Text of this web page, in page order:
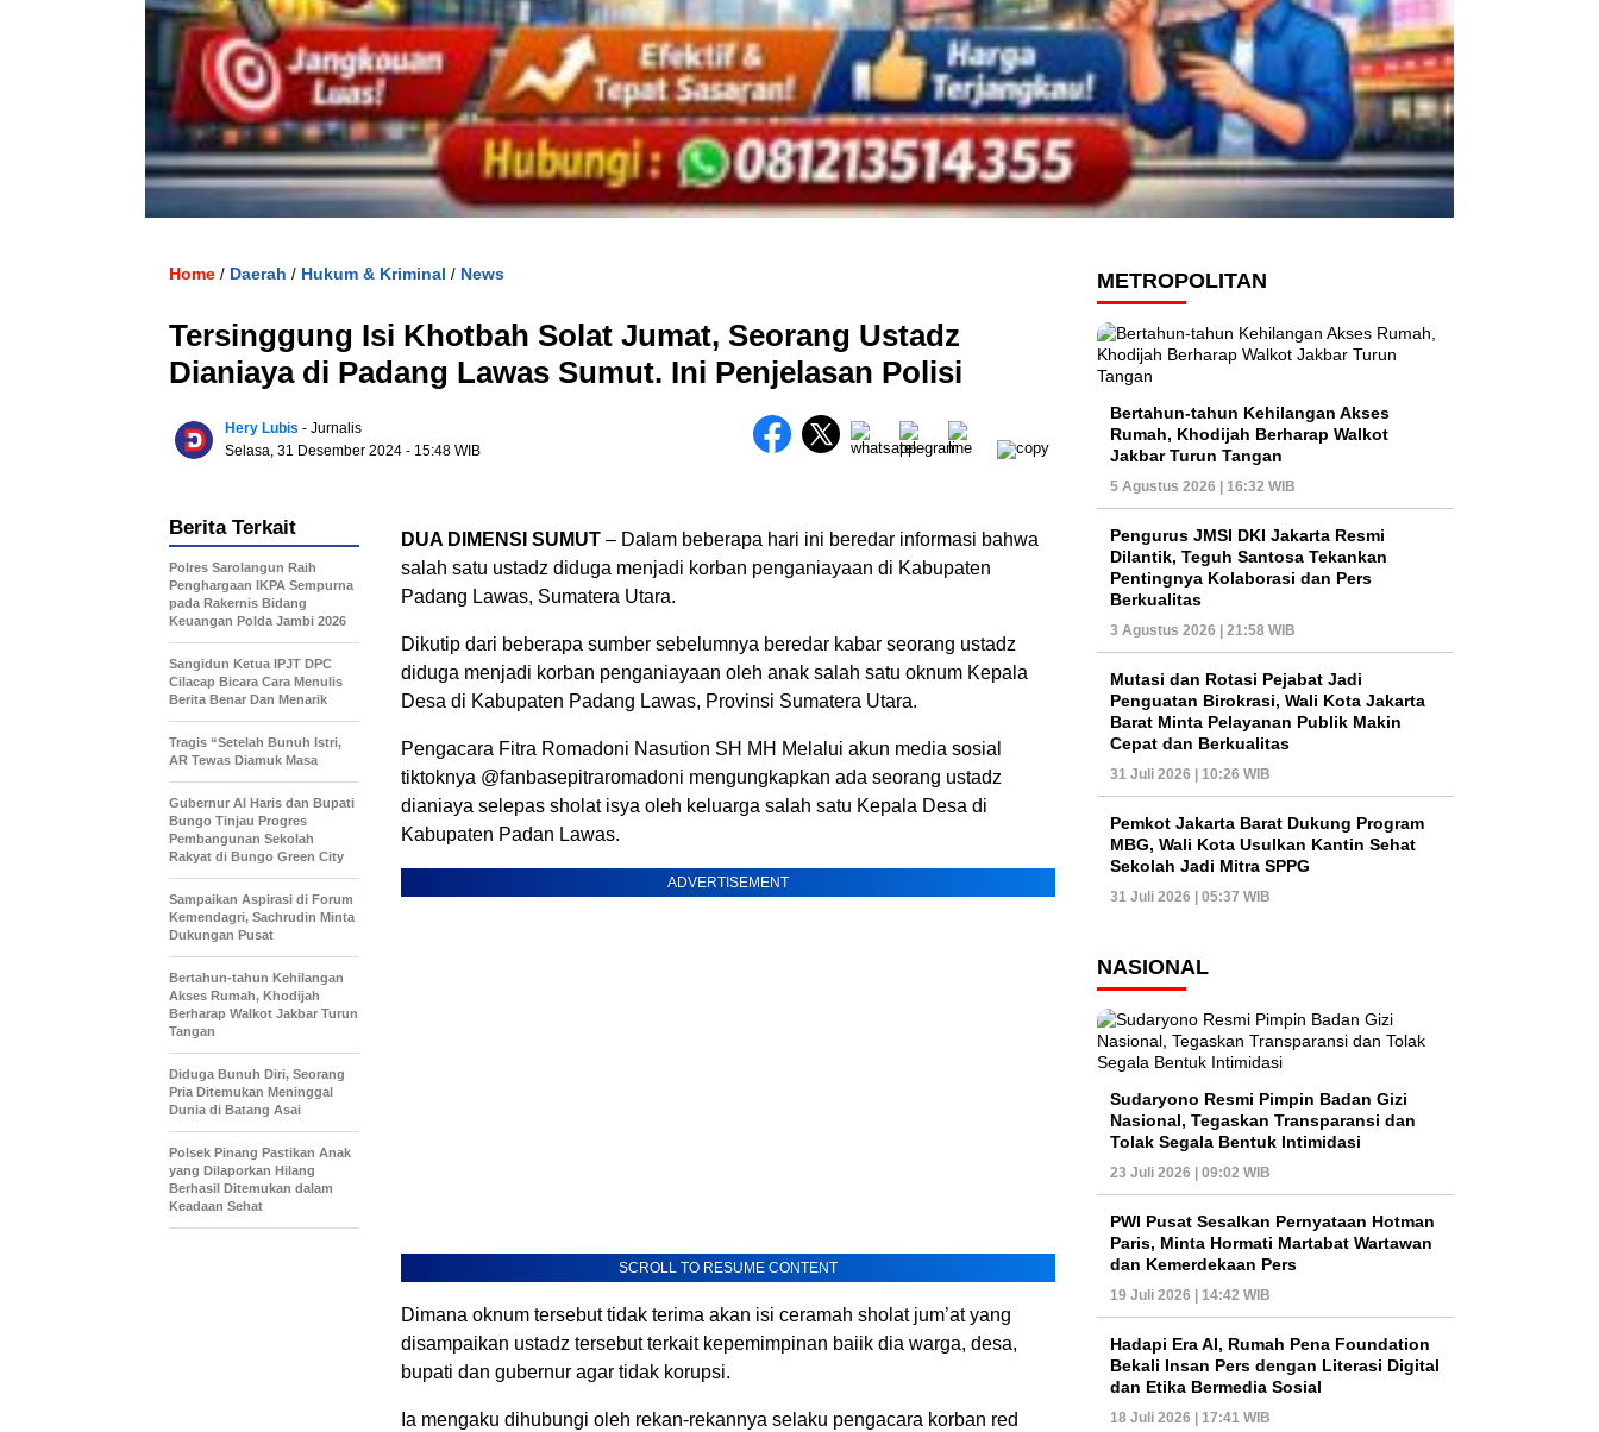
Home / Daerah / Hukum & Kriminal / News
Tersinggung Isi Khotbah Solat Jumat, Seorang Ustadz
Dianiaya di Padang Lawas Sumut. Ini Penjelasan Polisi
Hery Lubis - Jurnalis
Selasa, 31 Desember 2024 - 15:48 WIB
DUA DIMENSI SUMUT – Dalam beberapa hari ini beredar informasi bahwa
salah satu ustadz diduga menjadi korban penganiayaan di Kabupaten
Padang Lawas, Sumatera Utara.
Dikutip dari beberapa sumber sebelumnya beredar kabar seorang ustadz
diduga menjadi korban penganiayaan oleh anak salah satu oknum Kepala
Desa di Kabupaten Padang Lawas, Provinsi Sumatera Utara.
Pengacara Fitra Romadoni Nasution SH MH Melalui akun media sosial
tiktoknya @fanbasepitraromadoni mengungkapkan ada seorang ustadz
dianiaya selepas sholat isya oleh keluarga salah satu Kepala Desa di
Kabupaten Padan Lawas.
ADVERTISEMENT
SCROLL TO RESUME CONTENT
Dimana oknum tersebut tidak terima akan isi ceramah sholat jum’at yang
disampaikan ustadz tersebut terkait kepemimpinan baiik dia warga, desa,
bupati dan gubernur agar tidak korupsi.
Ia mengaku dihubungi oleh rekan-rekannya selaku pengacara korban red
Berita Terkait
Polres Sarolangun Raih
Penghargaan IKPA Sempurna
pada Rakernis Bidang
Keuangan Polda Jambi 2026
Sangidun Ketua IPJT DPC
Cilacap Bicara Cara Menulis
Berita Benar Dan Menarik
Tragis “Setelah Bunuh Istri,
AR Tewas Diamuk Masa
​Gubernur Al Haris dan Bupati
Bungo Tinjau Progres
Pembangunan Sekolah
Rakyat di Bungo Green City
Sampaikan Aspirasi di Forum
Kemendagri, Sachrudin Minta
Dukungan Pusat
Bertahun-tahun Kehilangan
Akses Rumah, Khodijah
Berharap Walkot Jakbar Turun
Tangan
Diduga Bunuh Diri, Seorang
Pria Ditemukan Meninggal
Dunia di Batang Asai
Polsek Pinang Pastikan Anak
yang Dilaporkan Hilang
Berhasil Ditemukan dalam
Keadaan Sehat
METROPOLITAN
Bertahun-tahun Kehilangan Akses
Rumah, Khodijah Berharap Walkot
Jakbar Turun Tangan
5 Agustus 2026 | 16:32 WIB
Pengurus JMSI DKI Jakarta Resmi
Dilantik, Teguh Santosa Tekankan
Pentingnya Kolaborasi dan Pers
Berkualitas
3 Agustus 2026 | 21:58 WIB
Mutasi dan Rotasi Pejabat Jadi
Penguatan Birokrasi, Wali Kota Jakarta
Barat Minta Pelayanan Publik Makin
Cepat dan Berkualitas
31 Juli 2026 | 10:26 WIB
Pemkot Jakarta Barat Dukung Program
MBG, Wali Kota Usulkan Kantin Sehat
Sekolah Jadi Mitra SPPG
31 Juli 2026 | 05:37 WIB
NASIONAL
Sudaryono Resmi Pimpin Badan Gizi
Nasional, Tegaskan Transparansi dan
Tolak Segala Bentuk Intimidasi
23 Juli 2026 | 09:02 WIB
PWI Pusat Sesalkan Pernyataan Hotman
Paris, Minta Hormati Martabat Wartawan
dan Kemerdekaan Pers
19 Juli 2026 | 14:42 WIB
Hadapi Era AI, Rumah Pena Foundation
Bekali Insan Pers dengan Literasi Digital
dan Etika Bermedia Sosial
18 Juli 2026 | 17:41 WIB